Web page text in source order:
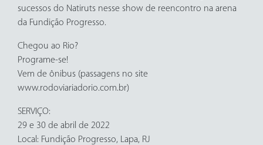
sucessos do Natiruts nesse show de reencontro na arena
da Fundição Progresso.
Chegou ao Rio?
Programe-se!
Vem de ônibus (passagens no site
www.rodoviariadorio.com.br)
SERVIÇO:
29 e 30 de abril de 2022
Local: Fundição Progresso, Lapa, RJ